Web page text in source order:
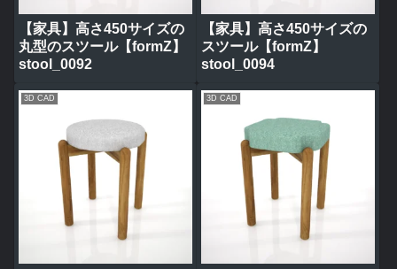
【家具】高さ450サイズの
丸型のスツール【formZ】
stool_0092
【家具】高さ450サイズの
スツール【formZ】
stool_0094
3D CAD 3D CAD